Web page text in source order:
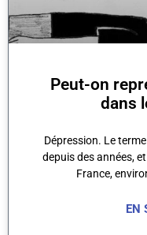
Peut-on
dans
Dépression. Le
depuis des années,
France,
EN